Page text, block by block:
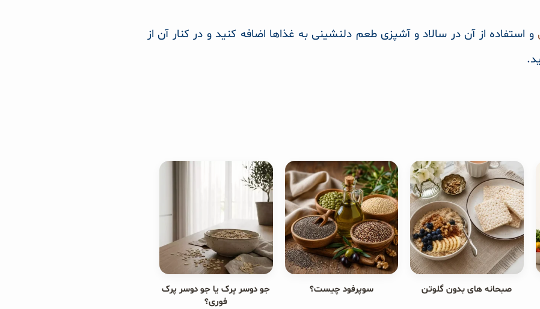
و استفاده از آن در سالاد و آشپزی طعم دلنشینی به غذاها اضافه کنید و در کنار آن از
صبحانه های بدون گلوتن سوپرفود چیست؟
جو دوسر پرک یا جو دوسر پرک
فوری؟